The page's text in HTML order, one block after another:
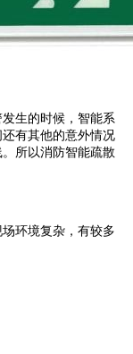
生的时候，智能系
有其他的意外情况
所以消防智能疏散
环境复杂，有较多